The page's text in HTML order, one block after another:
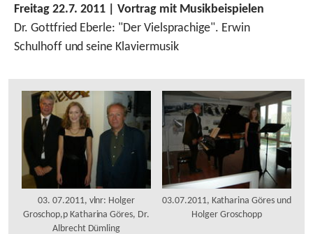
Freitag 22.7. 2011
| Vortrag mit Musikbeispielen
Dr. Gottfried Eberle: "Der Vielsprachige". Erwin
Schulhoff und seine Klaviermusik
03. 07.2011, vlnr: Holger
Groschop,p Katharina Göres, Dr.
Albrecht Dümling
03.07.2011, Katharina Göres und
Holger Groschopp